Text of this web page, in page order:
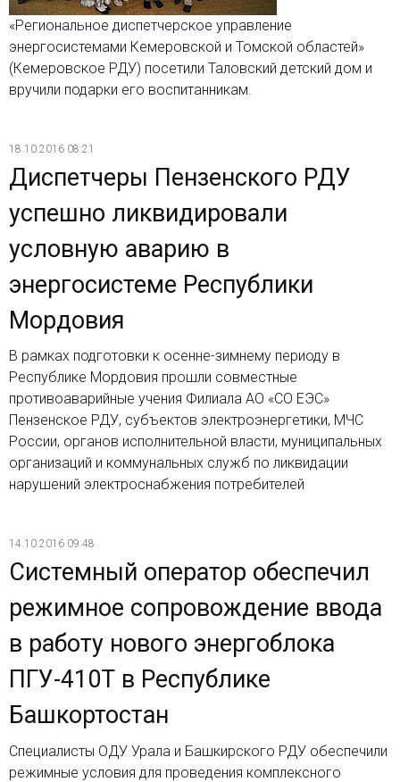
«Региональное диспетчерское управление
энергосистемами Кемеровской и Томской областей»
(Кемеровское РДУ) посетили Таловский детский дом и
вручили подарки его воспитанникам.
18.10.2016 08:21
Диспетчеры Пензенского РДУ
успешно ликвидировали
условную аварию в
энергосистеме Республики
Мордовия
В рамках подготовки к осенне-зимнему периоду в
Республике Мордовия прошли совместные
противоаварийные учения Филиала АО «СО ЕЭС»
Пензенское РДУ, субъектов электроэнергетики, МЧС
России, органов исполнительной власти, муниципальных
организаций и коммунальных служб по ликвидации
нарушений электроснабжения потребителей
14.10.2016 09:48
Системный оператор обеспечил
режимное сопровождение ввода
в работу нового энергоблока
ПГУ-410Т в Республике
Башкортостан
Специалисты ОДУ Урала и Башкирского РДУ обеспечили
режимные условия для проведения комплексного